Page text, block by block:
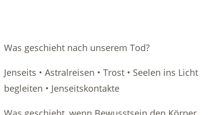
Was geschieht nach unserem Tod?
Jenseits • Astralreisen • Trost • Seelen ins Licht
begleiten • Jenseitskontakte